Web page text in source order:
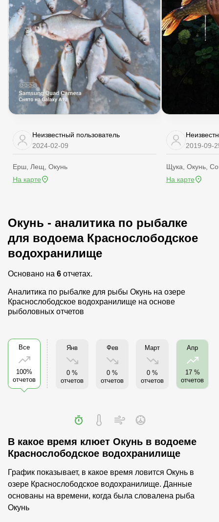
Неизвестный пользователь
2024-02-09
Ерш, Лещ, Окунь
На карте
2019-09-
Щука, Окунь,
На карте
Окунь - аналитика по рыбалке
для водоема Краснослободское
водохранилище
Основано на 6 отчетах.
Аналитика по рыбалке для рыбы Окунь на озере
Краснослободское водохранилище на основе
рыболовных отчетов
Все
100%
отчетов
Янв
0 %
отчетов
Фев
0 %
отчетов
Март
0 %
отчетов
Апр
17 %
отчетов
В какое время клюет Окунь в водоеме
Краснослободское водохранилище
График показывает, в какое время ловится Окунь в
озере Краснослободское водохранилище. Данные
основаны на времени, когда была словалена рыба
Окунь